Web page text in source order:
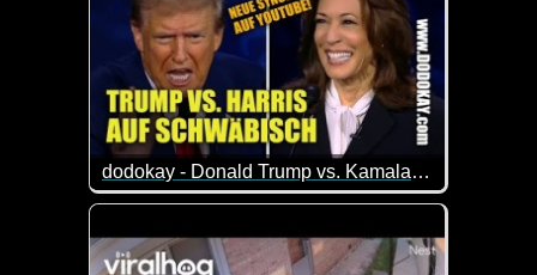
dodokay - Donald Trump vs. Kamala Harris Wahldebatte - schwäbisch
"OK, des isch nadierlich schrecklich." Für alle, die